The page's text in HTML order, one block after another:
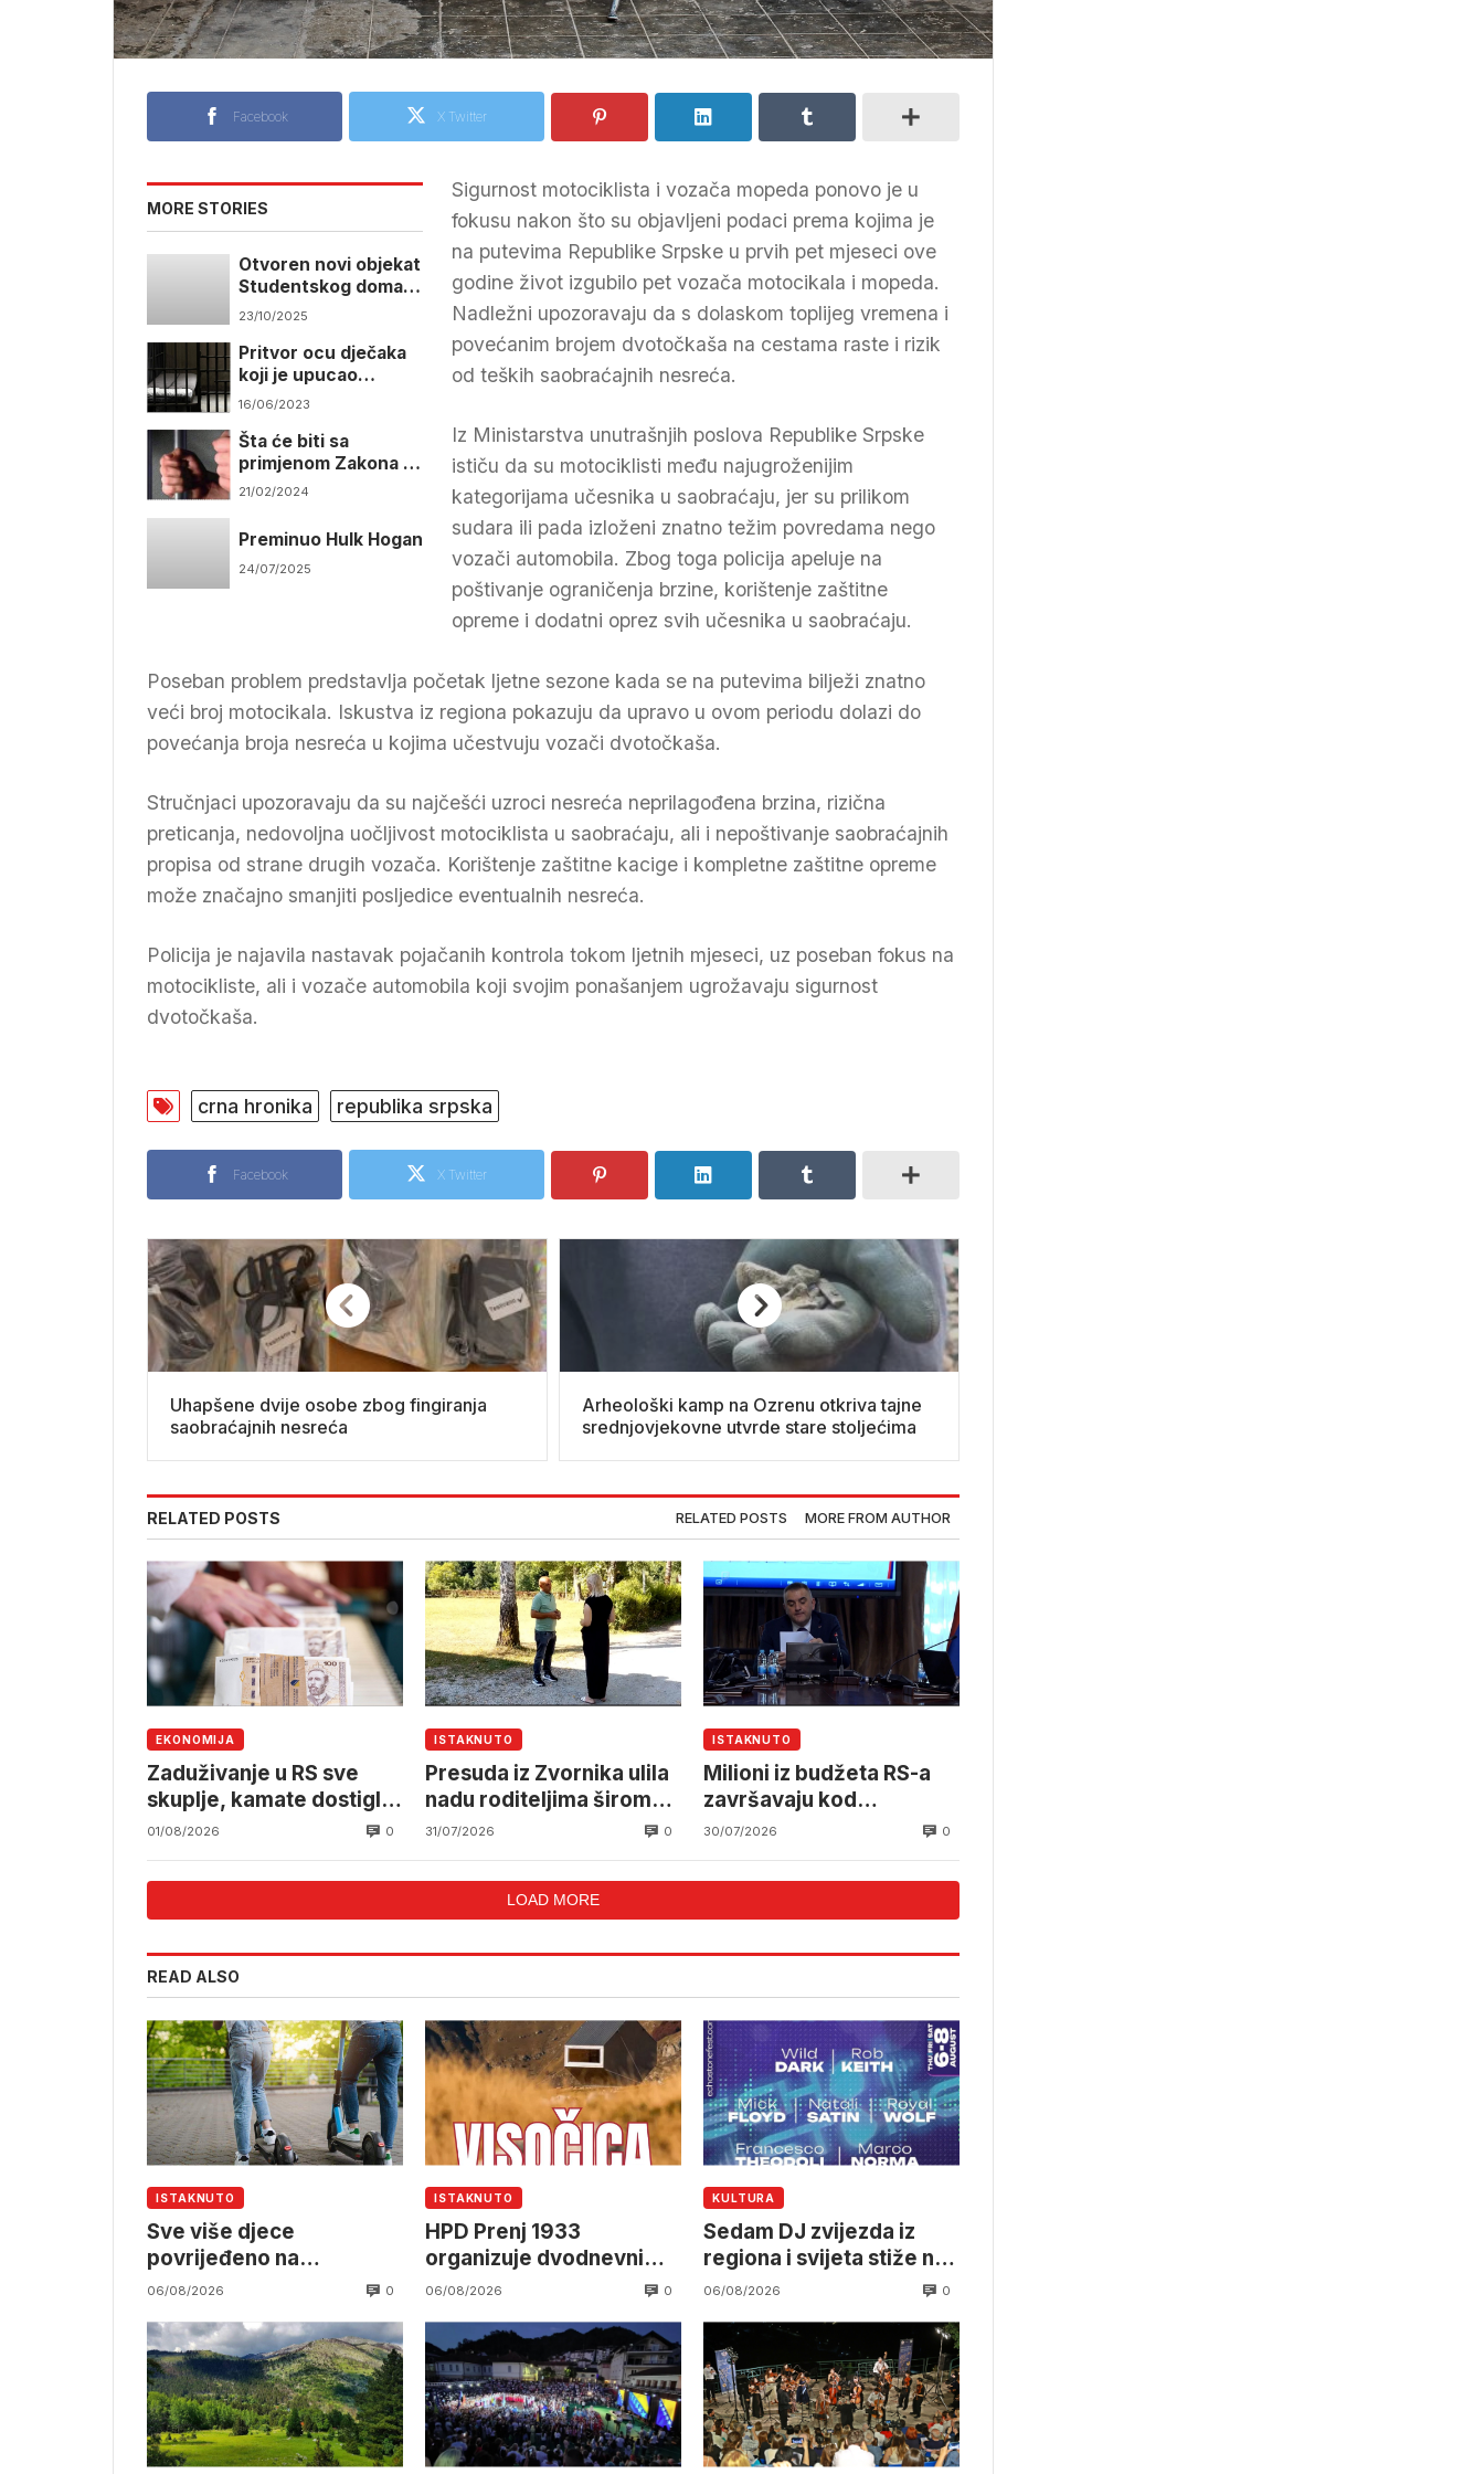
Facebook X Twitter
MORE STORIES
Otvoren novi objekat
Studentskog doma u
Istočnom Sarajevu
23/10/2025
Pritvor ocu dječaka
koji je upucao
nastavnika
16/06/2023
Šta će biti sa
primjenom Zakona o
zaštiti žrtava ratne
21/02/2024
Preminuo Hulk Hogan
24/07/2025
Sigurnost motociklista i vozača mopeda ponovo je u
fokusu nakon što su objavljeni podaci prema kojima je
na putevima Republike Srpske u prvih pet mjeseci ove
godine život izgubilo pet vozača motocikala i mopeda.
Nadležni upozoravaju da s dolaskom toplijeg vremena i
povećanim brojem dvotočkaša na cestama raste i rizik
od teških saobraćajnih nesreća.
Iz Ministarstva unutrašnjih poslova Republike Srpske
ističu da su motociklisti među najugroženijim
kategorijama učesnika u saobraćaju, jer su prilikom
sudara ili pada izloženi znatno težim povredama nego
vozači automobila. Zbog toga policija apeluje na
poštivanje ograničenja brzine, korištenje zaštitne
opreme i dodatni oprez svih učesnika u saobraćaju.
Poseban problem predstavlja početak ljetne sezone kada se na putevima bilježi znatno
veći broj motocikala. Iskustva iz regiona pokazuju da upravo u ovom periodu dolazi do
povećanja broja nesreća u kojima učestvuju vozači dvotočkaša.
Stručnjaci upozoravaju da su najčešći uzroci nesreća neprilagođena brzina, rizična
preticanja, nedovoljna uočljivost motociklista u saobraćaju, ali i nepoštivanje saobraćajnih
propisa od strane drugih vozača. Korištenje zaštitne kacige i kompletne zaštitne opreme
može značajno smanjiti posljedice eventualnih nesreća.
Policija je najavila nastavak pojačanih kontrola tokom ljetnih mjeseci, uz poseban fokus na
motocikliste, ali i vozače automobila koji svojim ponašanjem ugrožavaju sigurnost
dvotočkaša.
crna hronika republika srpska
Facebook X Twitter
Uhapšene dvije osobe zbog fingiranja
saobraćajnih nesreća
Arheološki kamp na Ozrenu otkriva tajne
srednjovjekovne utvrde stare stoljećima
RELATED POSTS RELATED POSTS MORE FROM AUTHOR
EKONOMIJA
Zaduživanje u RS sve
skuplje, kamate dostigle
7,35 posto
01/08/2026 0
ISTAKNUTO
Presuda iz Zvornika ulila
nadu roditeljima širom
RS-a
31/07/2026 0
ISTAKNUTO
Milioni iz budžeta RS-a
završavaju kod
marketinških agencija
30/07/2026 0
LOAD MORE
READ ALSO
ISTAKNUTO
Sve više djece
povrijeđeno na
električnim romobilima
06/08/2026 0
ISTAKNUTO
HPD Prenj 1933
organizuje dvodnevni
izlet na Visočicu
06/08/2026 0
KULTURA
Sedam DJ zvijezda iz
regiona i svijeta stiže na
EchoStone Festival u
06/08/2026 0